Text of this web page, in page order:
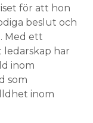
för att hon
beslut och
Med ett
ledarskap har
inom
som
inom